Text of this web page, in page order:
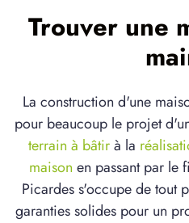
Trouver une
La construction d'une
pour beaucoup le projet
terrain à bâtirà la
maison en passant par le
Picardes s'occupe de tout
garanties solides pour un